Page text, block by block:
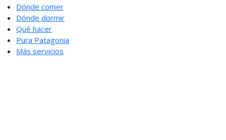
Dónde comer
Dónde dormir
Qué hacer
Pura Patagonia
Más servicios